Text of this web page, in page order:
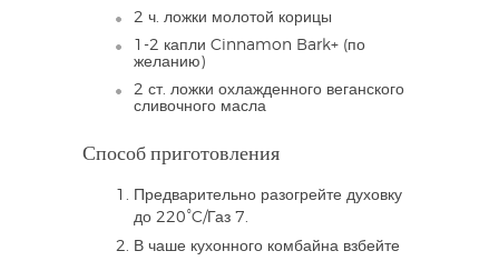
2 ч. ложки молотой корицы
1-2 капли Cinnamon Bark+ (по
желанию)
2 ст. ложки охлажденного веганского
сливочного масла
Способ приготовления
Предварительно разогрейте духовку
до 220°C/Газ 7.
В чаше кухонного комбайна взбейте